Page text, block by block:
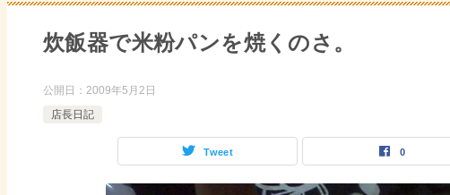
炊飯器で米粉パンを焼くのさ。
公開日： 2009年5月2日
店長日記
Tweet 0